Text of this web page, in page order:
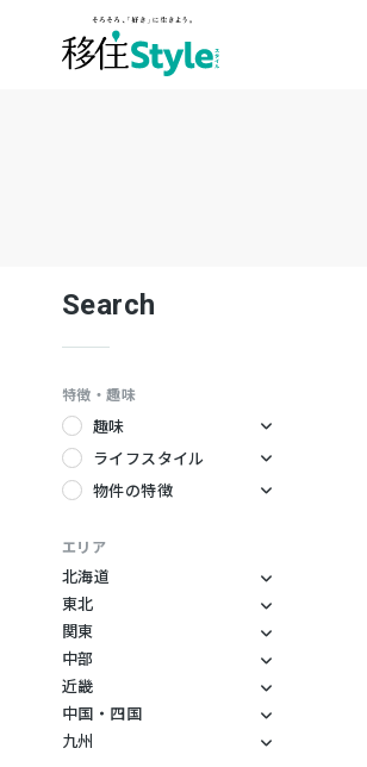
Search
特徴・趣味
趣味
キャンプ
サーフィン
スキー・スノーボー
ゴルフ
ライフスタイル
テレワーク
山が近い
物件の特徴
デザイナーズ物件
エリア
北海道
東北
関東
中部
静岡県
近畿
兵庫県
中国・四国
九州